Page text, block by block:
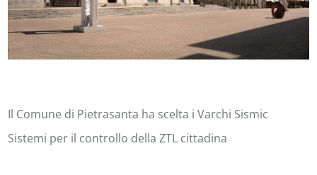
Il Comune di Pietrasanta ha scelta i Varchi Sismic
Sistemi per il controllo della ZTL cittadina